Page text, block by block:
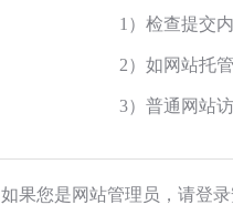
1）检查提交
2）如网站托
3）普通网站
如果您是网站管理员，请登